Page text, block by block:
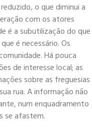
o que diminui a
com os atores
é a subutilização do que
é necessário. Os
Há pouca
de interesse local; as
sobre as freguesias
rua. A informação não
num enquadramento
se afastem.